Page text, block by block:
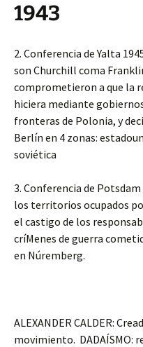
1943
2. Conferencia de Yalta
son Churchill coma
comprometieron a que la
hiciera mediante
fronteras de Polonia, y
Berlín en 4 zonas:
soviética
3. Conferencia de
los territorios ocupados
el castigo de los
críMenes de guerra
en Núremberg.
ALEXANDER CALDER:
movimiento. DADAÍSMO: